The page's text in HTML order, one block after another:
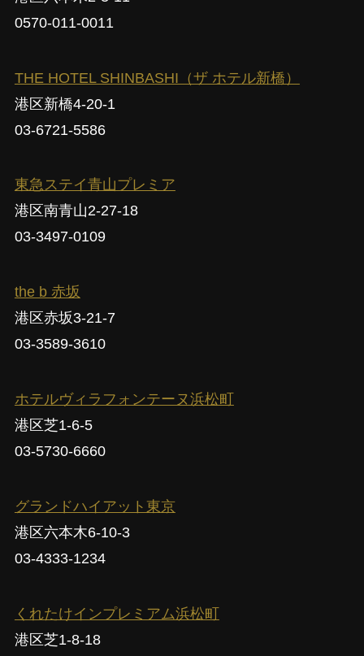
0570-011-0011
THE HOTEL SHINBASHI（ザ ホテル新橋）
港区新橋4-20-1
03-6721-5586
東急ステイ青山プレミア
港区南青山2-27-18
03-3497-0109
the b 赤坂
港区赤坂3-21-7
03-3589-3610
ホテルヴィラフォンテーヌ浜松町
港区芝1-6-5
03-5730-6660
グランドハイアット東京
港区六本木6-10-3
03-4333-1234
くれたけインプレミアム浜松町
港区芝1-8-18